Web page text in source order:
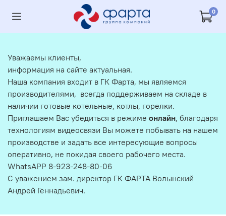
0
Уважаемы клиенты,
информация на сайте актуальная.
Наша компания входит в ГК Фарта, мы являемся
производителями, всегда поддерживаем на складе в
наличии готовые котельные, котлы, горелки.
Приглашаем Вас убедиться в режиме онлайн, благодаря
технологиям видеосвязи Вы можете побывать на нашем
производстве и задать все интересующие вопросы
оперативно, не покидая своего рабочего места.
WhatsAPP 8-923-248-80-06
С уважением зам. директор ГК ФАРТА Волынский
Андрей Геннадьевич.